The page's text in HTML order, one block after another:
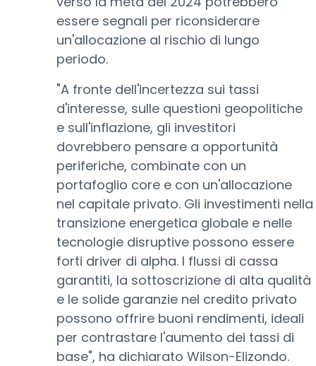
essere segnali per riconsiderare
un'allocazione al rischio di lungo
periodo.
"A fronte dell'incertezza sui tassi
d'interesse, sulle questioni geopolitiche
e sull'inflazione, gli investitori
dovrebbero pensare a opportunità
periferiche, combinate con un
portafoglio core e con un'allocazione
nel capitale privato. Gli investimenti nella
transizione energetica globale e nelle
tecnologie disruptive possono essere
forti driver di alpha. I flussi di cassa
garantiti, la sottoscrizione di alta qualità
e le solide garanzie nel credito privato
possono offrire buoni rendimenti, ideali
per contrastare l'aumento dei tassi di
base", ha dichiarato Wilson-Elizondo.